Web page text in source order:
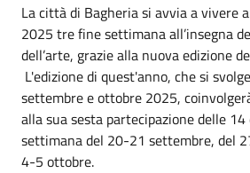
La città di Bagheria si avvia a vivere
2025 tre fine settimana all’insegna
dell’arte, grazie alla nuova edizione
L'edizione di quest'anno, che si
settembre e ottobre 2025,
alla sua sesta partecipazione delle
settimana del 20-21 settembre, del
4-5 ottobre.